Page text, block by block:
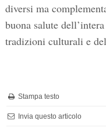
diversi ma
buona salute
tradizioni culturali e
Stampa testo
Invia questo articolo